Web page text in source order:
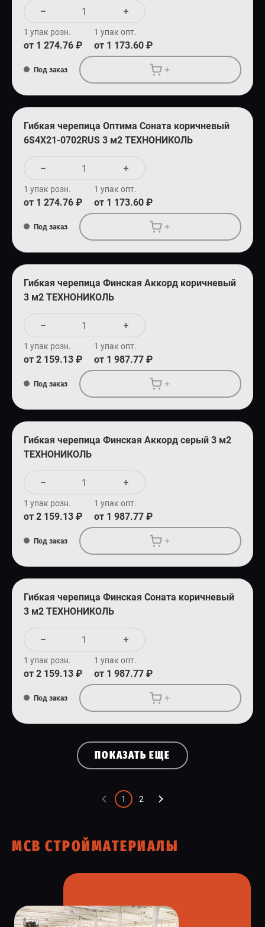
1 упак розн.
от 1 274.76 ₽
1 упак опт.
от 1 173.60 ₽
Под заказ +
Гибкая черепица Оптима Соната коричневый
6S4X21-0702RUS 3 м2 ТЕХНОНИКОЛЬ
1 упак розн.
от 1 274.76 ₽
1 упак опт.
от 1 173.60 ₽
Под заказ +
Гибкая черепица Финская Аккорд коричневый
3 м2 ТЕХНОНИКОЛЬ
1 упак розн.
от 2 159.13 ₽
1 упак опт.
от 1 987.77 ₽
Под заказ +
Гибкая черепица Финская Аккорд серый 3 м2
ТЕХНОНИКОЛЬ
1 упак розн.
от 2 159.13 ₽
1 упак опт.
от 1 987.77 ₽
Под заказ +
Гибкая черепица Финская Соната коричневый
3 м2 ТЕХНОНИКОЛЬ
1 упак розн.
от 2 159.13 ₽
1 упак опт.
от 1 987.77 ₽
Под заказ +
ПОКАЗАТЬ ЕЩЕ
1 2
МСВ СТРОЙМАТЕРИАЛЫ